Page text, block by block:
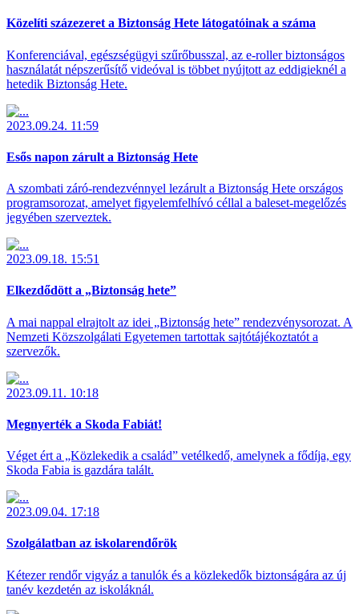
Közelíti százezeret a Biztonság Hete látogatóinak a száma
Konferenciával, egészségügyi szűrőbusszal, az e-roller biztonságos
használatát népszerűsítő videóval is többet nyújtott az eddigieknél a
hetedik Biztonság Hete.
2023.09.24. 11:59
Esős napon zárult a Biztonság Hete
A szombati záró-rendezvénnyel lezárult a Biztonság Hete országos
programsorozat, amelyet figyelemfelhívó céllal a baleset-megelőzés
jegyében szerveztek.
2023.09.18. 15:51
Elkezdődött a „Biztonság hete”
A mai nappal elrajtolt az idei „Biztonság hete” rendezvénysorozat. A
Nemzeti Közszolgálati Egyetemen tartottak sajtótájékoztatót a
szervezők.
2023.09.11. 10:18
Megnyerték a Skoda Fabiát!
Véget ért a „Közlekedik a család” vetélkedő, amelynek a fődíja, egy
Skoda Fabia is gazdára talált.
2023.09.04. 17:18
Szolgálatban az iskolarendőrök
Kétezer rendőr vigyáz a tanulók és a közlekedők biztonságára az új
tanév kezdetén az iskoláknál.